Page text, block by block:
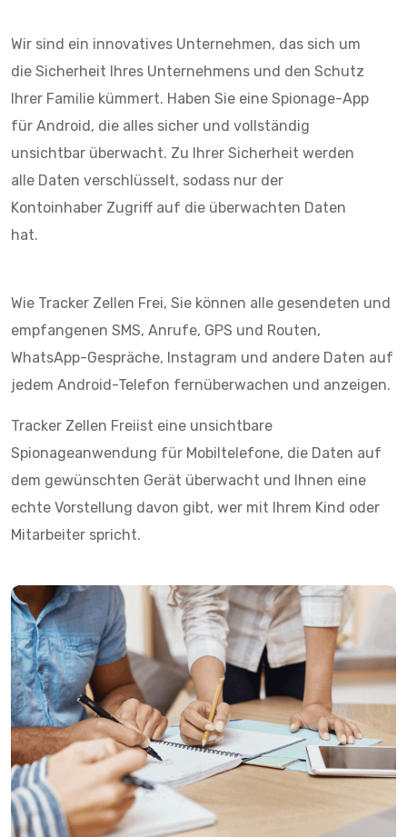
Wir sind ein innovatives Unternehmen, das sich um
die Sicherheit Ihres Unternehmens und den Schutz
Ihrer Familie kümmert. Haben Sie eine Spionage-App
für Android, die alles sicher und vollständig
unsichtbar überwacht. Zu Ihrer Sicherheit werden
alle Daten verschlüsselt, sodass nur der
Kontoinhaber Zugriff auf die überwachten Daten
hat.
Wie Tracker Zellen Frei, Sie können alle gesendeten und
empfangenen SMS, Anrufe, GPS und Routen,
WhatsApp-Gespräche, Instagram und andere Daten auf
jedem Android-Telefon fernüberwachen und anzeigen.
Tracker Zellen Freiist eine unsichtbare
Spionageanwendung für Mobiltelefone, die Daten auf
dem gewünschten Gerät überwacht und Ihnen eine
echte Vorstellung davon gibt, wer mit Ihrem Kind oder
Mitarbeiter spricht.